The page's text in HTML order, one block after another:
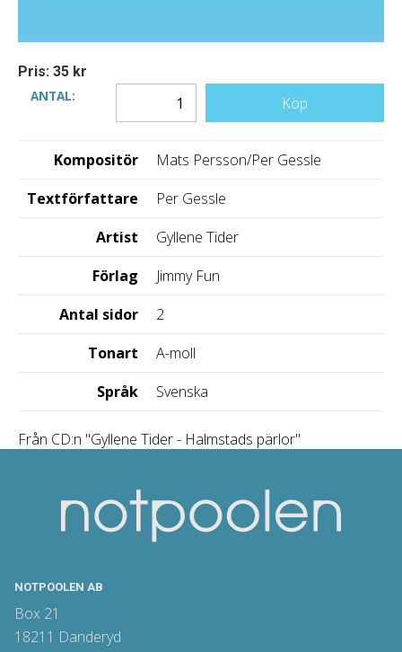
Pris: 35 kr
ANTAL:
Köp
Kompositör
Mats Persson/Per Gessle
Textförfattare
Per Gessle
Artist
Gyllene Tider
Förlag
Jimmy Fun
Antal sidor
2
Tonart
A-moll
Språk
Svenska
Från CD:n "Gyllene Tider - Halmstads pärlor"
NOTPOOLEN AB
Box 21
18211 Danderyd